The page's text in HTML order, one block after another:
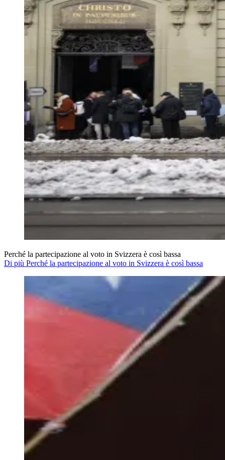
Perché la partecipazione al voto in Svizzera è così bassa
Di più Perché la partecipazione al voto in Svizzera è così bassa